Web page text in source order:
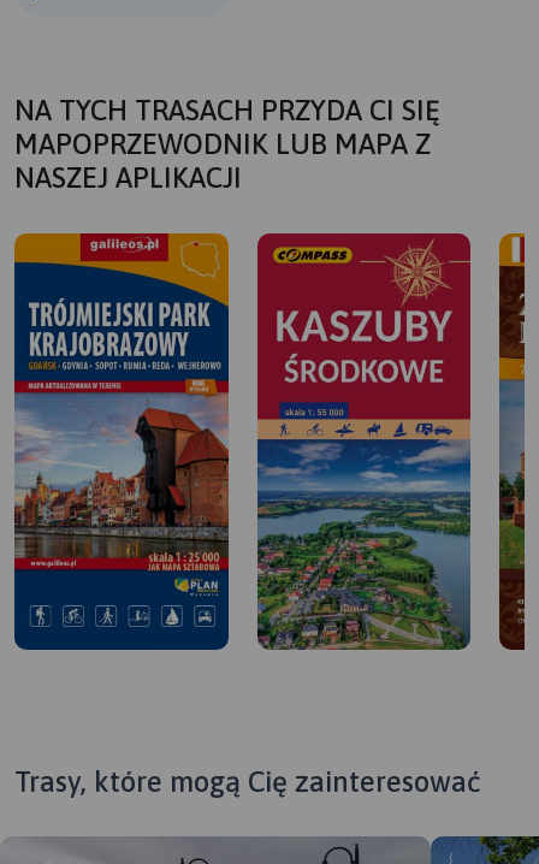
NA TYCH TRASACH PRZYDA CI SIĘ
MAPOPRZEWODNIK LUB MAPA Z
NASZEJ APLIKACJI
Trasy, które mogą Cię zainteresować